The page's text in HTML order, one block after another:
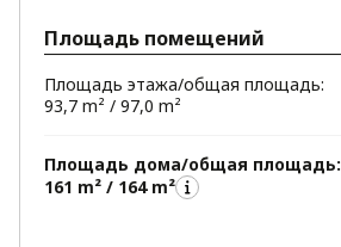
Площадь помещений
Площадь этажа/общая площадь:
93,7 m² / 97,0 m²
Площадь дома/общая площадь:
161 m² / 164 m²